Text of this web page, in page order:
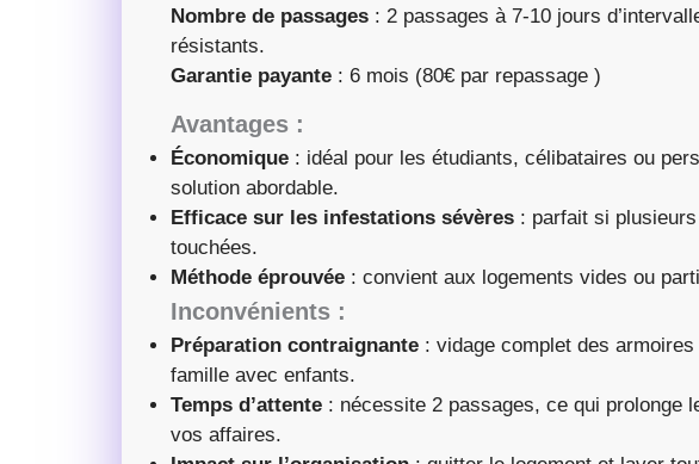
Nombre de passages : 2 passages à 7-10 jours
résistants.
Garantie payante : 6 mois (80€ par repassage )
Avantages :
Économique : idéal pour les étudiants, célibataires ou
solution abordable.
Efficace sur les infestations sévères : parfait si
touchées.
Méthode éprouvée : convient aux logements vides ou
Inconvénients :
Préparation contraignante : vidage complet des
famille avec enfants.
Temps d’attente : nécessite 2 passages, ce qui prolonge
vos affaires.